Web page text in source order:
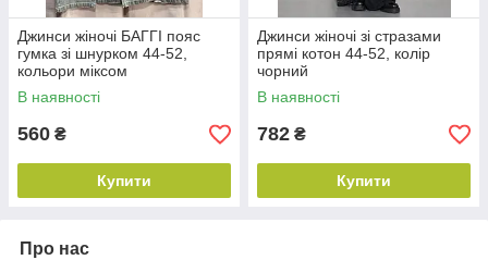
Джинси жіночі БАГГІ пояс
гумка зі шнурком 44-52,
кольори міксом
В наявності
560 ₴
Купити
Джинси жіночі зі стразами
прямі котон 44-52, колір
чорний
В наявності
782 ₴
Купити
Про нас